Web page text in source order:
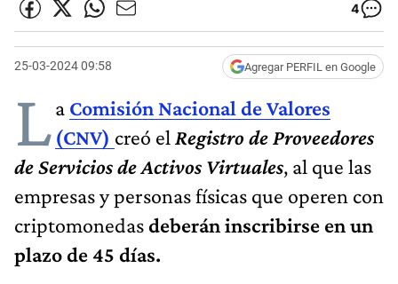
4
25-03-2024 09:58 Agregar PERFIL en Google
La Comisión Nacional de Valores
(CNV) creó el Registro de Proveedores
de Servicios de Activos Virtuales, al que las
empresas y personas físicas que operen con
criptomonedasdeberán inscribirse en un
plazo de 45 días.